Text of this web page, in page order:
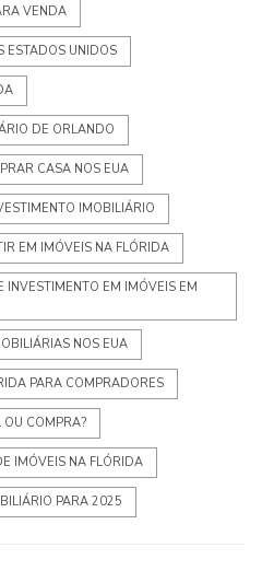
VENDA
ESTADOS UNIDOS
DE ORLANDO
CASA NOS EUA
IMOBILIÁRIO
EM IMÓVEIS NA FLÓRIDA
INVESTIMENTO EM IMÓVEIS EM
NOS EUA
PARA COMPRADORES
COMPRA?
IMÓVEIS NA FLÓRIDA
PARA 2025